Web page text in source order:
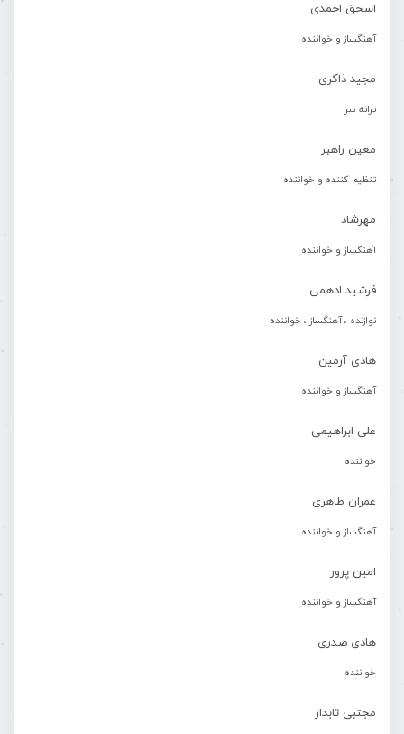
اسحق احمدی
آهنگساز و خواننده
مجید ذاکری
ترانه سرا
معین راهبر
تنظیم کننده و خواننده
مهرشاد
آهنگساز و خواننده
فرشید ادهمی
نوازنده ، آهنگساز ، خواننده
هادی آرمین
آهنگساز و خواننده
علی ابراهیمی
خواننده
عمران طاهری
آهنگساز و خواننده
امین پرور
آهنگساز و خواننده
هادی صدری
خواننده
مجتبی تابدار